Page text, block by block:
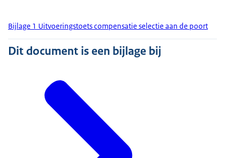
Bijlage 1 Uitvoeringstoets compensatie selectie aan de poort
Dit document is een bijlage bij